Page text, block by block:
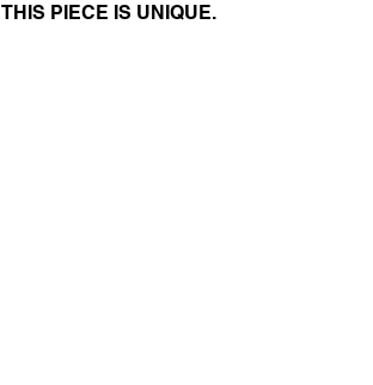
THIS PIECE IS UNIQUE.